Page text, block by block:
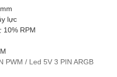
lực
10% RPM
PWM / Led 5V 3 PIN ARGB